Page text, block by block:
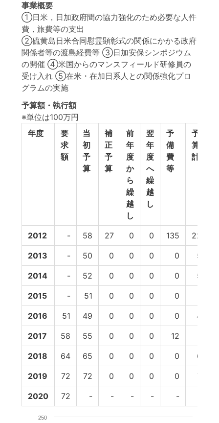
事業概要
①日米，日加政府間の協力強化のため必要な人件
費，旅費等の支出
②硫黄島日米合同慰霊顕彰式の関係にかかる政府
関係者等の渡島経費等 ③日加安保シンポジウム
の開催 ④米国からのマンスフィールド研修員の
受け入れ ⑤在米・在加日系人との関係強化プロ
グラムの実施
予算額・執行額
※単位は100万円
年度
要
求
額
当
初
予
算
補
正
予
算
前
年
度
か
ら
繰
越
し
翌
年
度
へ
繰
越
し
予
備
費
等
予
算
計
2012 - 58 27 0 0 135 220
2013 - 50 0 0 0 0 50
2014 - 52 0 0 0 0 52
2015 - 51 0 0 0 0
2016 51 49 0 0 0 0 49
2017 58 55 0 0 0 12
2018 64 65 0 0 0 0 65
2019 72 72 0 0 0 0 72
2020 72 - - - - -
250